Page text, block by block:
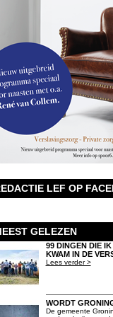
LEF OP
GELEZEN
99 DINGEN DIE
KWAM IN DE
Lees verder >
WORDT
De gemeente